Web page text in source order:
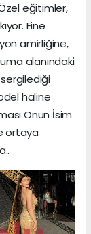
eğitimler,
Fine
amirliğine,
alanındaki
haline
Onun İsim
ortaya